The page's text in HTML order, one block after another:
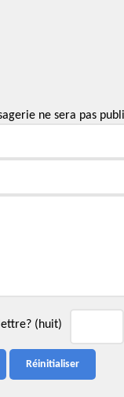
ne sera pas
(huit)